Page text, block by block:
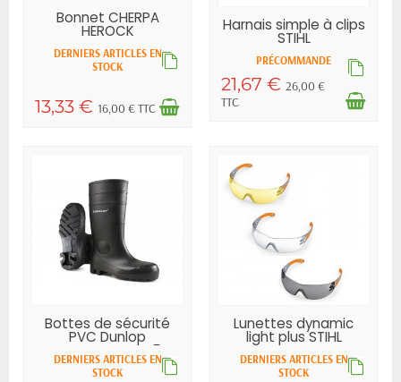
Bonnet CHERPA
HEROCK
DERNIERS ARTICLES EN
STOCK
13,33 € 16,00 € TTC
Harnais simple à clips
STIHL
PRÉCOMMANDE
21,67 € 26,00 €
TTC
Bottes de sécurité
PVC Dunlop
protomastor S5
DERNIERS ARTICLES EN
STOCK
Lunettes dynamic
light plus STIHL
DERNIERS ARTICLES EN
STOCK